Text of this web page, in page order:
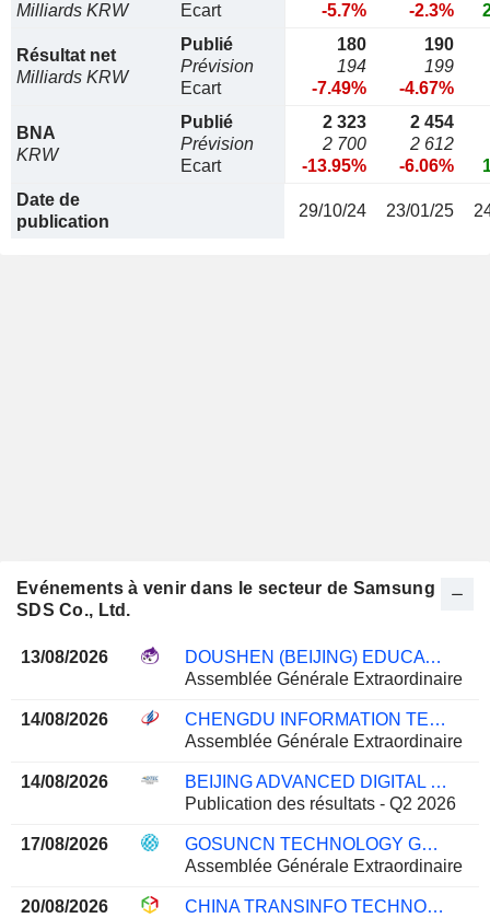
Milliards KRW
Ecart
-5.7%
-2.3%
Résultat net
Milliards KRW
Publié
Prévision
Ecart
180
194
-7.49%
190
199
-4.67%
BNA
KRW
Publié
Prévision
Ecart
2 323
2 700
-13.95%
2 454
2 612
-6.06%
Date de
publication
29/10/24 23/01/25
Evénements à venir dans le secteur de Samsung
SDS Co., Ltd.
13/08/2026
DOUSHEN (BEIJING) EDUCATION & TECHNOLOGY INC.
Assemblée Générale Extraordinaire
14/08/2026
CHENGDU INFORMATION TECHNOLOGY OF CHINESE ACADEMY OF SCIENCES CO.,LTD
Assemblée Générale Extraordinaire
14/08/2026
BEIJING ADVANCED DIGITAL TECHNOLOGY CO., LTD
Publication des résultats - Q2 2026
17/08/2026
GOSUNCN TECHNOLOGY GROUP CO., LTD.
Assemblée Générale Extraordinaire
20/08/2026
CHINA TRANSINFO TECHNOLOGY CO., LTD